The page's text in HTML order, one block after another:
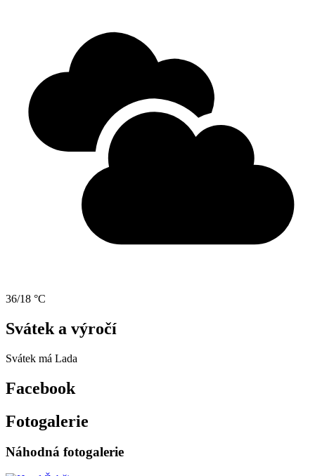
36/18 °C
Svátek a výročí
Svátek má Lada
Facebook
Fotogalerie
Náhodná fotogalerie